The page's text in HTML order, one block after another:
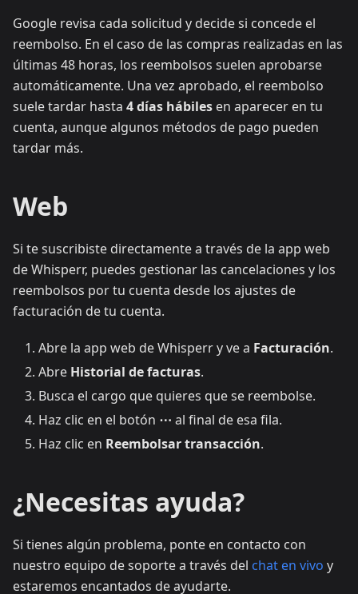
Google revisa cada solicitud y decide si concede el
reembolso. En el caso de las compras realizadas en las
últimas 48 horas, los reembolsos suelen aprobarse
automáticamente. Una vez aprobado, el reembolso
suele tardar hasta 4 días hábiles en aparecer en tu
cuenta, aunque algunos métodos de pago pueden
tardar más.
Web
Si te suscribiste directamente a través de la app web
de Whisperr, puedes gestionar las cancelaciones y los
reembolsos por tu cuenta desde los ajustes de
facturación de tu cuenta.
Abre la app web de Whisperr y ve a Facturación.
Abre Historial de facturas.
Busca el cargo que quieres que se reembolse.
Haz clic en el botón ⋯ al final de esa fila.
Haz clic en Reembolsar transacción.
¿Necesitas ayuda?
Si tienes algún problema, ponte en contacto con
nuestro equipo de soporte a través del chat en vivo y
estaremos encantados de ayudarte.